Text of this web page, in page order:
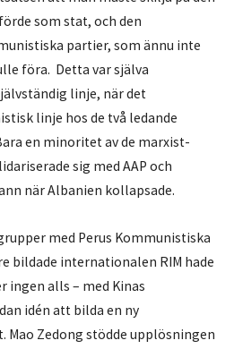
som stat, och den
partier, som ännu inte
föra. Detta var själva
linje, när det
linje hos de två ledande
en minoritet av de marxist-
sig med AAP och
när Albanien kollapsade.
med Perus Kommunistiska
bildade internationalen RIM hade
ingen alls – med Kinas
idén att bilda en ny
Mao Zedong stödde upplösningen